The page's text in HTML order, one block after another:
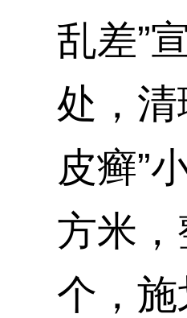
乱差”
处，
皮癣”
方米，
个，施